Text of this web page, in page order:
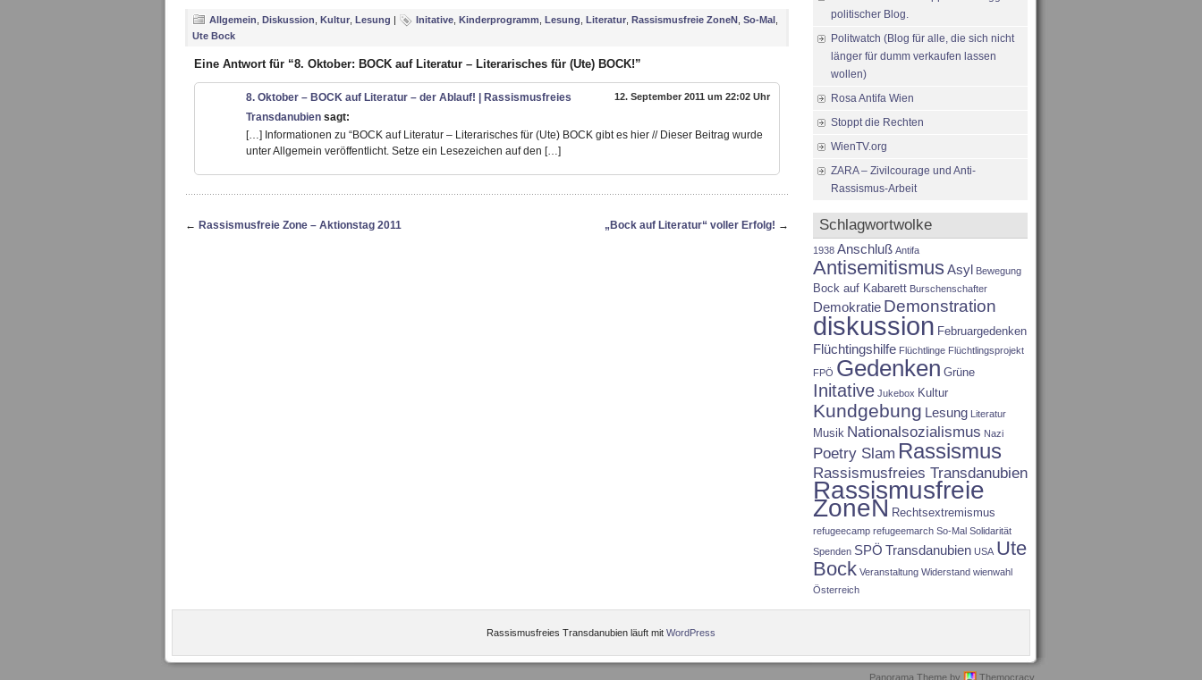
Allgemein Diskussion Kultur Lesung | Initative Kinderprogramm Lesung Literatur Rassismusfreie ZoneN So-Mal
Ute Bock
Eine Antwort für “8. Oktober: BOCK auf Literatur – Literarisches für (Ute) BOCK!”
8. Oktober – BOCK auf Literatur – der Ablauf! | Rassismusfreies
Transdanubien sagt:
12. September 2011 um 22:02 Uhr
[…] Informationen zu “BOCK auf Literatur – Literarisches für (Ute) BOCK gibt es hier // Dieser Beitrag wurde
unter Allgemein veröffentlicht. Setze ein Lesezeichen auf den […]
← Rassismusfreie Zone – Aktionstag 2011 „Bock auf Literatur“ voller Erfolg! →
politischer Blog.
Politwatch (Blog für alle, die sich nicht
länger für dumm verkaufen lassen
wollen)
Rosa Antifa Wien
Stoppt die Rechten
WienTV.org
ZARA – Zivilcourage und Anti-
Rassismus-Arbeit
Schlagwortwolke
1938 Anschluß Antifa
AntisemitismusAsyl Bewegung
Bock auf Kabarett Burschenschafter
Demokratie Demonstration
diskussion Februargedenken
Flüchtingshilfe Flüchtlinge Flüchtlingsprojekt
FPÖ Gedenken Grüne
Initative Jukebox Kultur
Kundgebung Lesung Literatur
Musik Nationalsozialismus Nazi
Poetry Slam Rassismus
Rassismusfreies Transdanubien
Rassismusfreie
ZoneN Rechtsextremismus
refugeecamp refugeemarch So-Mal Solidarität
Spenden SPÖ Transdanubien USA Ute
Bock Veranstaltung Widerstand wienwahl
Österreich
Rassismusfreies Transdanubien läuft mit WordPress
Panorama Theme by Themocracy